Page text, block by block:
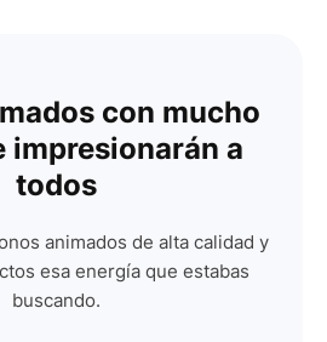
con mucho
impresionarán a
todos
animados de alta calidad y
esa energía que estabas
buscando.